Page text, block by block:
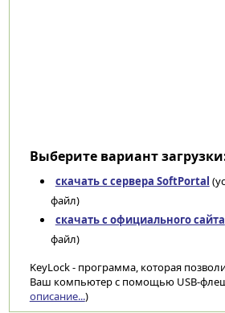
Выберите вариант
скачать с сервера SoftPortal
файл)
скачать с официального сайта
файл)
KeyLock - программа, которая
Ваш компьютер с помощью USB-
описание...)